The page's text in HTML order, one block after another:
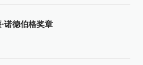
诺德伯格奖章